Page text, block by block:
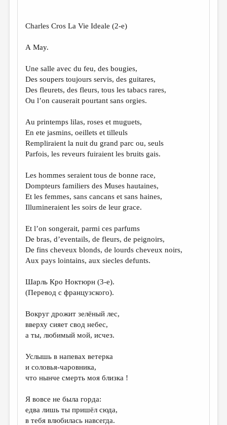
Charles Cros La Vie Ideale (2-e)
А May.
Une salle avec du feu, des bougies,
Des soupers toujours servis, des guitares,
Des fleurets, des fleurs, tous les tabacs rares,
Ou l’on causerait pourtant sans orgies.
Au printemps lilas, roses et muguets,
En ete jasmins, oeillets et tilleuls
Rempliraient la nuit du grand parc ou, seuls
Parfois, les reveurs fuiraient les bruits gais.
Les hommes seraient tous de bonne race,
Dompteurs familiers des Muses hautaines,
Et les femmes, sans cancans et sans haines,
Illumineraient les soirs de leur grace.
Et l’on songerait, parmi ces parfums
De bras, d’eventails, de fleurs, de peignoirs,
De fins cheveux blonds, de lourds cheveux noirs,
Aux pays lointains, aux siecles defunts.
Шарль Кро Ноктюрн (3-e).
(Перевод с французского).
Вокруг дрожит зелёный лес,
вверху сияет свод небес,
а ты, любимый мой, исчез.
Услышь в напевах ветерка
и соловья-чаровника,
что нынче смерть моя близка !
Я вовсе не была горда:
едва лишь ты пришёл сюда,
в тебя влюбилась навсегда.